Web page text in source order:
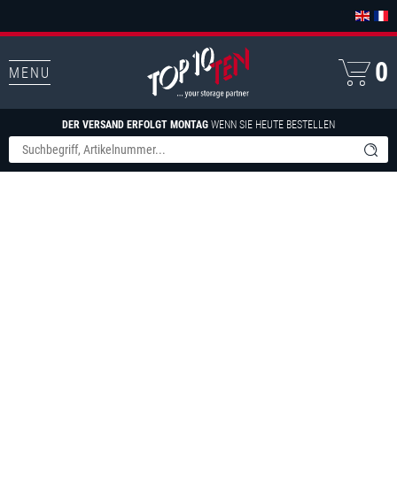
MENU
DER VERSAND ERFOLGT MONTAG WENN SIE HEUTE BESTELLEN
0